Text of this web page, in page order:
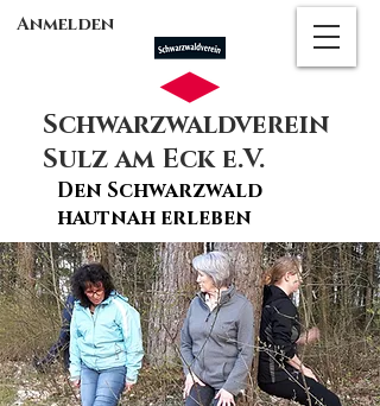
Anmelden
Schwarzwaldverein
Sulz am Eck e.V.
Den Schwarzwald
hautnah erleben